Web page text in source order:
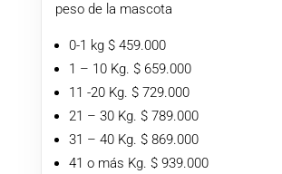
peso de la mascota
0-1 kg $ 459.000
1 – 10 Kg. $ 659.000
11 -20 Kg. $ 729.000
21 – 30 Kg. $ 789.000
31 – 40 Kg. $ 869.000
41 o más Kg. $ 939.000